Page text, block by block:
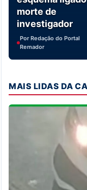
morte de
investigador
Por Redação do Portal
Remador
MAIS LIDAS DA